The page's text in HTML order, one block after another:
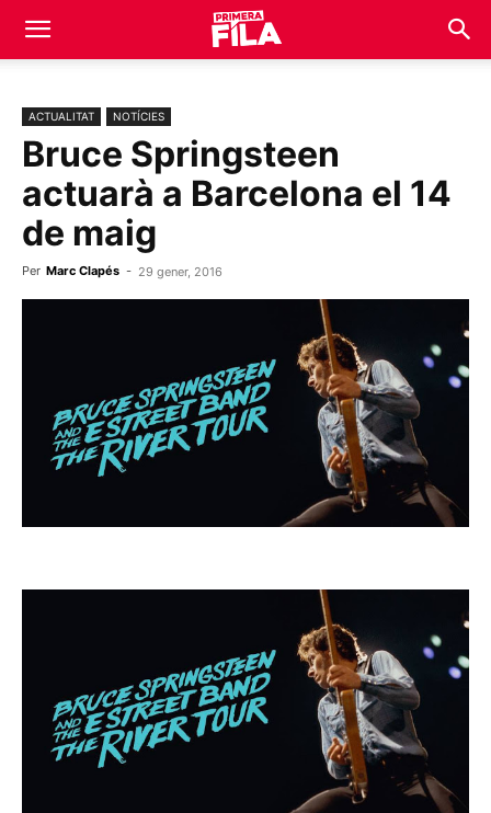
ACTUALITAT NOTÍCIES
Bruce Springsteen
actuarà a Barcelona el 14
de maig
Per Marc Clapés - 29 gener, 2016